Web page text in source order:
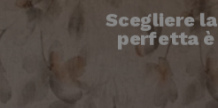
Scegliere
perfetta